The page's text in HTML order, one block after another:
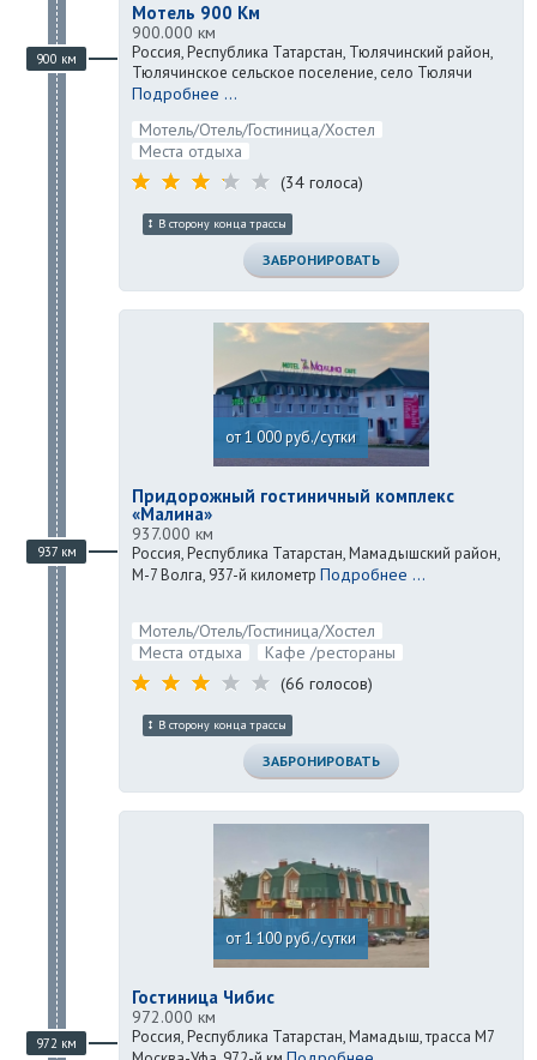
900 км
Мотель 900 Км
900.000 км
Россия, Республика Татарстан, Тюлячинский район,
Тюлячинское сельское поселение, село Тюлячи
Подробнее ...
Мотель/Отель/Гостиница/Хостел
Места отдыха
(34 голоса)
В сторону конца трассы
ЗАБРОНИРОВАТЬ
937 км
от 1 000 руб./сутки
Придорожный гостиничный комплекс
«Малина»
937.000 км
Россия, Республика Татарстан, Мамадышский район,
М-7 Волга, 937-й километр Подробнее ...
Мотель/Отель/Гостиница/Хостел
Места отдыха
Кафе /рестораны
(66 голосов)
В сторону конца трассы
ЗАБРОНИРОВАТЬ
972 км
от 1 100 руб./сутки
Гостиница Чибис
972.000 км
Россия, Республика Татарстан, Мамадыш, трасса М7